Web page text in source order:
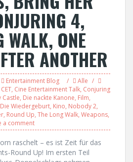
4,
WALK, ONE
ANOTHER
Entertainment Blog
Alle
CET, Cine Entertainment Talk, Conjuring
Castle, Die nackte Kanone, Film,
Wiedergeburt, Kino, Nobody 2,
, Round Up, The Long Walk, Weapons,
a comment
raschelt – es ist Zeit für das
Round Up! Im ersten Teil